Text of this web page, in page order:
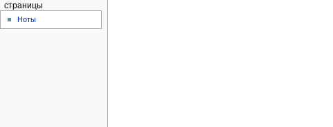
страницы
Ноты